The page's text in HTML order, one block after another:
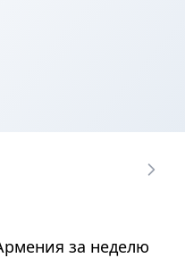
за неделю